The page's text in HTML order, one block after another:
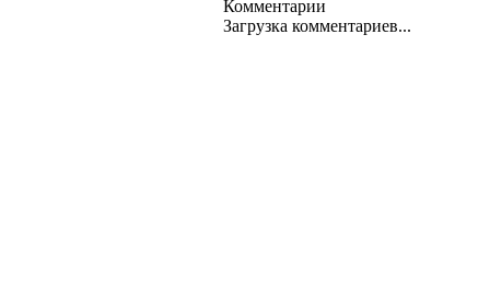
Комментарии
Загрузка комментариев...